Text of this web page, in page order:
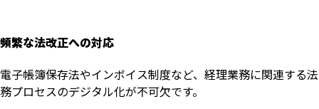
頻繁な法改正への対応
電子帳簿保存法やインボイス制度など、経理業務に関連する
務プロセスのデジタル化が不可欠です。